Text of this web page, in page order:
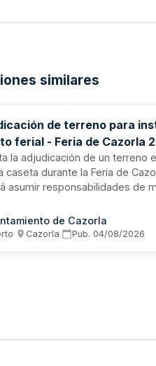
similares
de terreno para
ferial - Feria de Cazorla
la adjudicación de un terreno
caseta durante la Feria de
asumir responsabilidades de
los días de celebración del
por medios
de Cazorla
· Cazorla· Pub. 04/08/2026